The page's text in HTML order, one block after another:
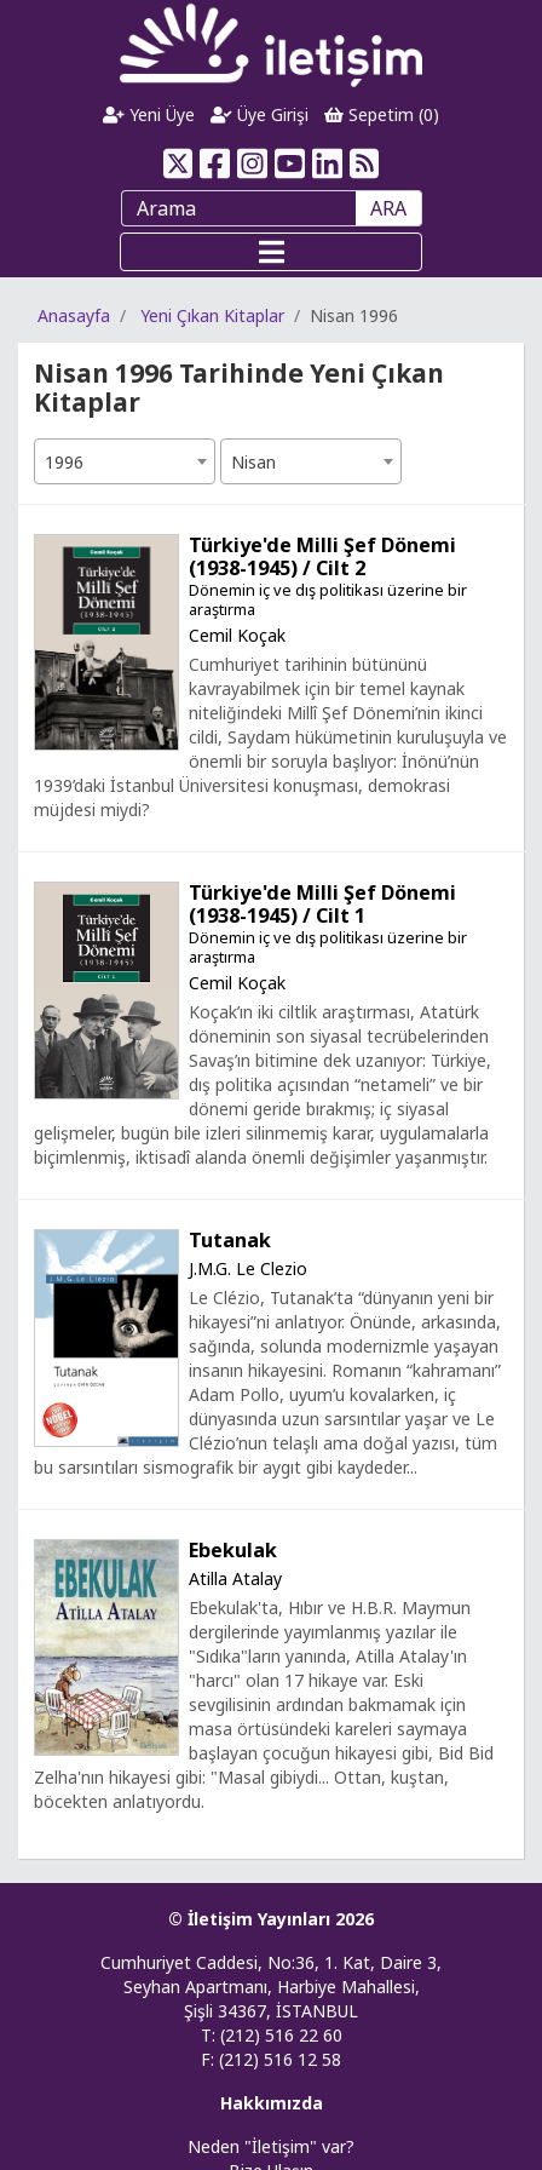
Yeni Üye Üye Girişi Sepetim (0)
ARA
Anasayfa Yeni Çıkan Kitaplar Nisan 1996
Nisan 1996 Tarihinde Yeni Çıkan
Kitaplar
1996 Nisan
Türkiye'de Milli Şef Dönemi
(1938-1945) / Cilt 2
Dönemin iç ve dış politikası üzerine bir
araştırma
Cemil Koçak
Cumhuriyet tarihinin bütününü
kavrayabilmek için bir temel kaynak
niteliğindeki Millî Şef Dönemi’nin ikinci
cildi, Saydam hükümetinin kuruluşuyla ve
önemli bir soruyla başlıyor: İnönü’nün
1939’daki İstanbul Üniversitesi konuşması, demokrasi
müjdesi miydi?
Türkiye'de Milli Şef Dönemi
(1938-1945) / Cilt 1
Dönemin iç ve dış politikası üzerine bir
araştırma
Cemil Koçak
Koçak’ın iki ciltlik araştırması, Atatürk
döneminin son siyasal tecrübelerinden
Savaş’ın bitimine dek uzanıyor: Türkiye,
dış politika açısından “netameli” ve bir
dönemi geride bırakmış; iç siyasal
gelişmeler, bugün bile izleri silinmemiş karar, uygulamalarla
biçimlenmiş, iktisadî alanda önemli değişimler yaşanmıştır.
Tutanak
J.M.G. Le Clezio
Le Clézio, Tutanak’ta “dünyanın yeni bir
hikayesi”ni anlatıyor. Önünde, arkasında,
sağında, solunda modernizmle yaşayan
insanın hikayesini. Romanın “kahramanı”
Adam Pollo, uyum’u kovalarken, iç
dünyasında uzun sarsıntılar yaşar ve Le
Clézio’nun telaşlı ama doğal yazısı, tüm
bu sarsıntıları sismografik bir aygıt gibi kaydeder...
Ebekulak
Atilla Atalay
Ebekulak'ta, Hıbır ve H.B.R. Maymun
dergilerinde yayımlanmış yazılar ile
"Sıdıka"ların yanında, Atilla Atalay'ın
"harcı" olan 17 hikaye var. Eski
sevgilisinin ardından bakmamak için
masa örtüsündeki kareleri saymaya
başlayan çocuğun hikayesi gibi, Bid Bid
Zelha'nın hikayesi gibi: "Masal gibiydi... Ottan, kuştan,
böcekten anlatıyordu.
© İletişim Yayınları 2026
Cumhuriyet Caddesi, No:36, 1. Kat, Daire 3,
Seyhan Apartmanı, Harbiye Mahallesi,
Şişli 34367, İSTANBUL
T: (212) 516 22 60
F: (212) 516 12 58
Hakkımızda
Neden "İletişim" var?